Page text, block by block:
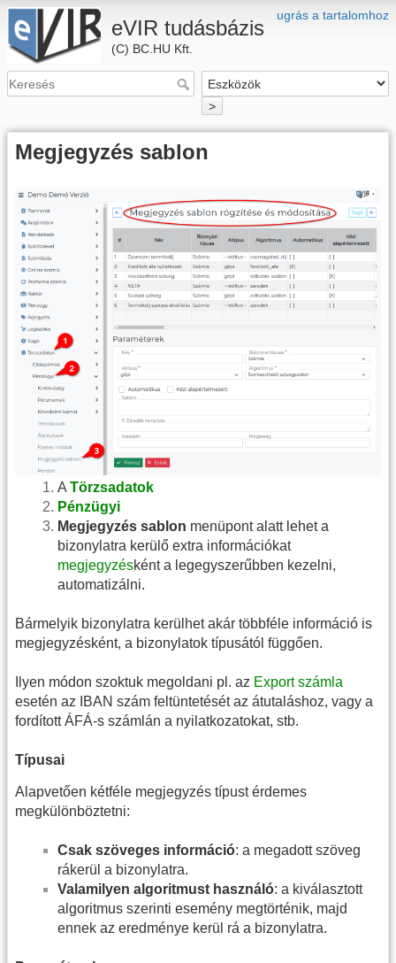
ugrás a tartalomhoz
eVIR tudásbázis
(C) BC.HU Kft.
>
Megjegyzés sablon
A Törzsadatok
Pénzügyi
Megjegyzés sablon menüpont alatt lehet a
bizonylatra kerülő extra információkat
megjegyzésként a legegyszerűbben kezelni,
automatizálni.
Bármelyik bizonylatra kerülhet akár többféle információ is
megjegyzésként, a bizonylatok típusától függően.
Ilyen módon szoktuk megoldani pl. az Export számla
esetén az IBAN szám feltüntetését az átutaláshoz, vagy a
fordított ÁFÁ-s számlán a nyilatkozatokat, stb.
Típusai
Alapvetően kétféle megjegyzés típust érdemes
megkülönböztetni:
Csak szöveges információ: a megadott szöveg
rákerül a bizonylatra.
Valamilyen algoritmust használó: a kiválasztott
algoritmus szerinti esemény megtörténik, majd
ennek az eredménye kerül rá a bizonylatra.